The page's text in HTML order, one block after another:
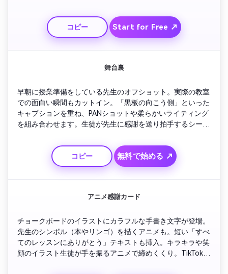
コピー Start for Free ↗
舞台裏
早朝に授業準備をしている先生のオフショット。実際の教室
での面白い瞬間もカットイン。「黒板の向こう側」といった
キャプションを重ね、PANショットや柔らかいライティング
を組み合わせます。生徒が先生に感謝を送り拍手するシーン
コピー 無料で始める ↗
アニメ感謝カード
チョークボードのイラストにカラフルな手書き文字が登場。
先生のシンボル（本やリンゴ）を描くアニメも。短い「すべ
てのレッスンにありがとう」テキストも挿入。キラキラや笑
顔のイラスト生徒が手を振るアニメで締めくくり。TikTok向